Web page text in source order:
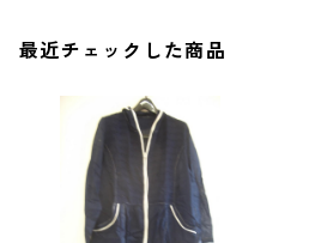
最近チェックした商品